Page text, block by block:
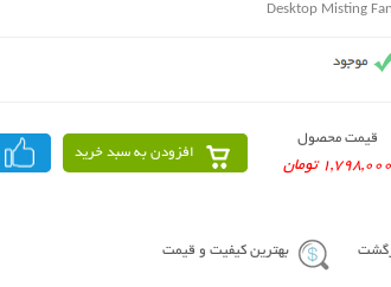
Desktop Misting
قیمت محصول
1,798,000 تومان
افزودن به سبد خرید
بهترین کیفیت و قیمت